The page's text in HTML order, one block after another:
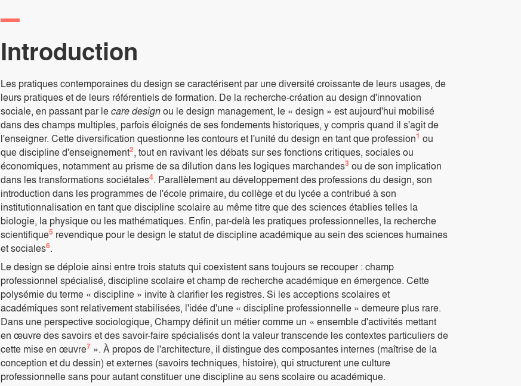
Introduction
Les pratiques contemporaines du design se caractérisent par une diversité croissante de leurs usages, de
leurs pratiques et de leurs référentiels de formation. De la recherche-création au design d'innovation
sociale, en passant par lecare designou le design management, le « design » est aujourd'hui mobilisé
dans des champs multiples, parfois éloignés de ses fondements historiques, y compris quand il s'agit de
l'enseigner. Cette diversification questionne les contours et l'unité du design en tant que profession1 ou
que discipline d'enseignement2, tout en ravivant les débats sur ses fonctions critiques, sociales ou
économiques, notamment au prisme de sa dilution dans les logiques marchandes3 ou de son implication
dans les transformations sociétales4. Parallèlement au développement des professions du design, son
introduction dans les programmes de l'école primaire, du collège et du lycée a contribué à son
institutionnalisation en tant que discipline scolaire au même titre que des sciences établies telles la
biologie, la physique ou les mathématiques. Enfin, par-delà les pratiques professionnelles, la recherche
scientifique5 revendique pour le design le statut de discipline académique au sein des sciences humaines
et sociales6.
Le design se déploie ainsi entre trois statuts qui coexistent sans toujours se recouper : champ
professionnel spécialisé, discipline scolaire et champ de recherche académique en émergence. Cette
polysémie du terme « discipline » invite à clarifier les registres. Si les acceptions scolaires et
académiques sont relativement stabilisées, l'idée d'une « discipline professionnelle » demeure plus rare.
Dans une perspective sociologique, Champy définit un métier comme un « ensemble d'activités mettant
en œuvre des savoirs et des savoir-faire spécialisés dont la valeur transcende les contextes particuliers de
cette mise en œuvre7 ». À propos de l'architecture, il distingue des composantes internes (maîtrise de la
conception et du dessin) et externes (savoirs techniques, histoire), qui structurent une culture
professionnelle sans pour autant constituer une discipline au sens scolaire ou académique.